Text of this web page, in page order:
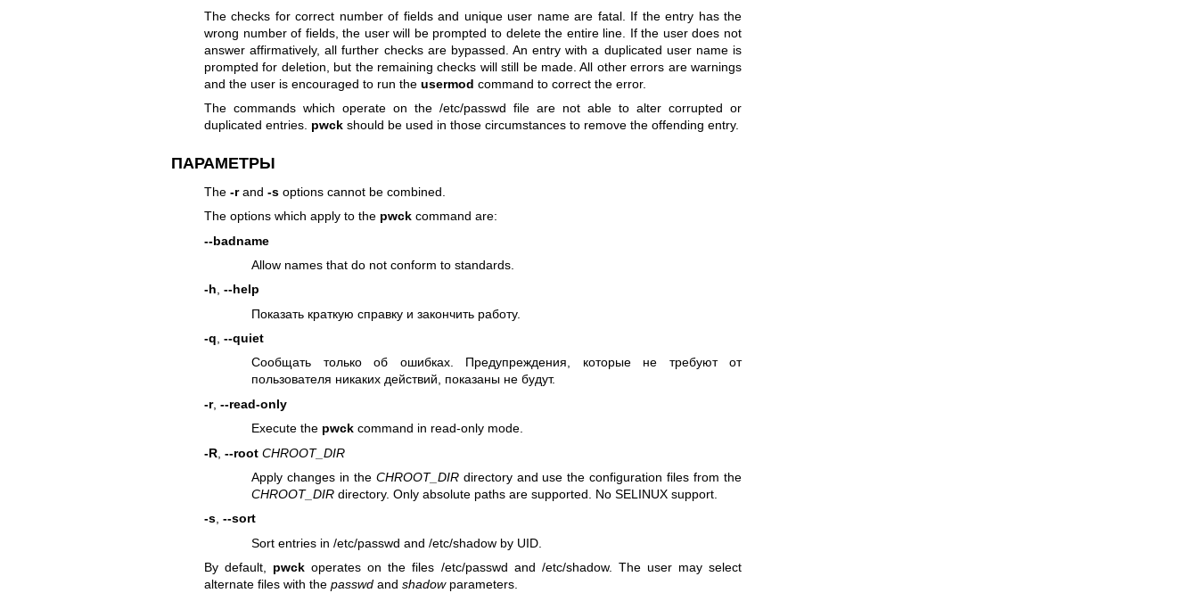
The checks for correct number of fields and unique user name are fatal. If the entry has the
wrong number of fields, the user will be prompted to delete the entire line. If the user does not
answer affirmatively, all further checks are bypassed. An entry with a duplicated user name is
prompted for deletion, but the remaining checks will still be made. All other errors are warnings
and the user is encouraged to run the usermod command to correct the error.
The commands which operate on the /etc/passwd file are not able to alter corrupted or
duplicated entries. pwckshould be used in those circumstances to remove the offending entry.
ПАРАМЕТРЫ
The -rand -soptions cannot be combined.
The options which apply to the pwckcommand are:
--badname
Allow names that do not conform to standards.
-h, --help
Показать краткую справку и закончить работу.
-q --quiet
Сообщать только об ошибках. Предупреждения, которые не требуют от
пользователя никаких действий, показаны не будут.
-r, --read-only
Execute the pwck command in read-only mode.
-R, --root CHROOT_DIR
Apply changes in the CHROOT_DIRdirectory and use the configuration files from the
CHROOT_DIR directory. Only absolute paths are supported. No SELINUX support.
-s, --sort
Sort entries in /etc/passwd and /etc/shadow by UID.
By default, pwck operates on the files /etc/passwd and /etc/shadow. The user may select
alternate files with the passwdand shadowparameters.